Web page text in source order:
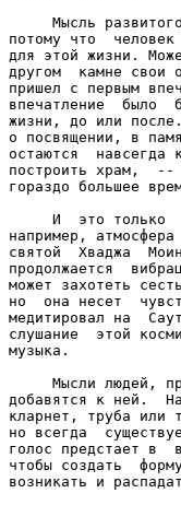
Мысль
потому что
для этой жизни.
другом  камне свои
пришел с первым
впечатление  было
жизни, до или
о посвящении, в
остаются
построить храм,  --
гораздо большее
И  это только
например,
святой  Хваджа
продолжается
может захотеть
но  она несет
медитировал на
слушание  этой
музыка.
Мысли людей,
добавятся к ней.
кларнет, труба или
но всегда
голос предстает в
чтобы создать
возникать и